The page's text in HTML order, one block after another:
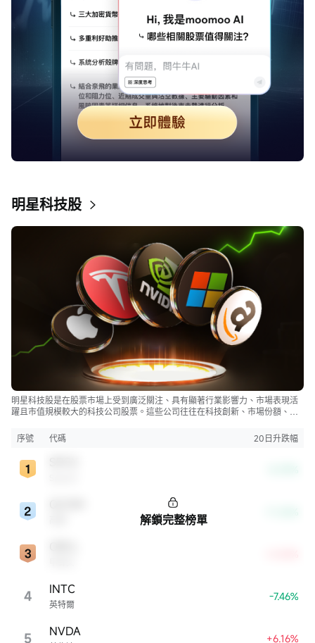
明星科技股
明星科技股是在股票市場上受到廣泛關注、具有顯著行業影響力、市場表現活
躍且市值規模較大的科技公司股票。這些公司往往在科技創新、市場份額、品
市，特別是科技行業板塊乃至全球經濟具有顯著影響。
序號 代碼 20日升跌幅
4 英特爾
INTC -7.46%
5 NVDA +6.16%
解鎖完整榜單